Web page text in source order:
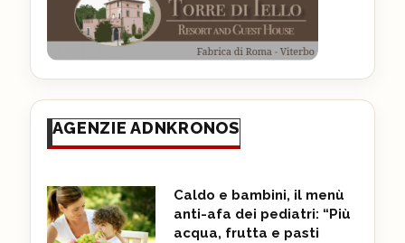
AGENZIE ADNKRONOS
Caldo e bambini, il menù
anti-afa dei pediatri: “Più
acqua, frutta e pasti